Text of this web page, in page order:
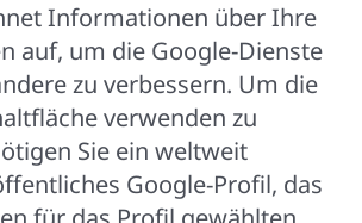
Informationen über Ihre
auf, um die Google-Dienste
zu verbessern. Um die
verwenden zu
Sie ein weltweit
Google-Profil, das